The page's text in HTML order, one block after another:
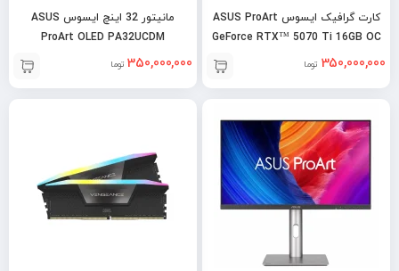
کارت گرافیک ایسوس ASUS ProArt
GeForce RTX™ 5070 Ti 16GB OC
350,000,000 تومان
مانیتور 32 اینچ ایسوس ASUS
ProArt OLED PA32UCDM
350,000,000 تومان